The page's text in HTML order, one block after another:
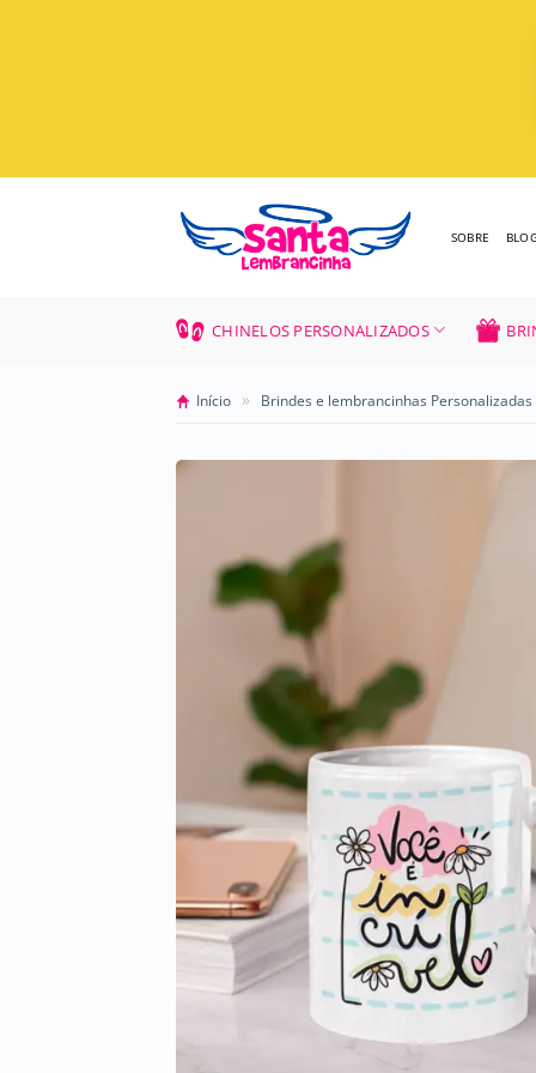
SOBRE
CHINELOS PERSONALIZADOS
Início » Brindes e lembrancinhas Personalizadas